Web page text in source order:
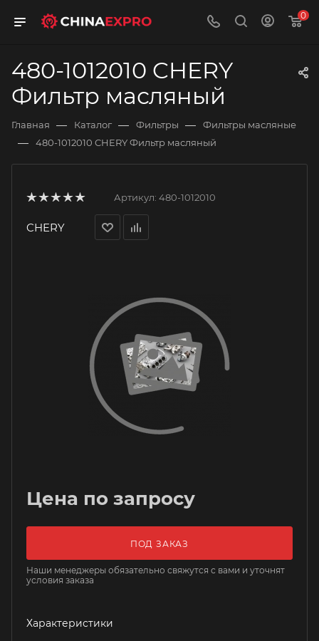
0
480-1012010 CHERY
Фильтр масляный
Главная — Каталог — Фильтры — Фильтры масляные
— 480-1012010 CHERY Фильтр масляный
Артикул: 480-1012010
CHERY
Цена по запросу
ПОД ЗАКАЗ
Наши менеджеры обязательно свяжутся с вами и уточнят
условия заказа
Характеристики